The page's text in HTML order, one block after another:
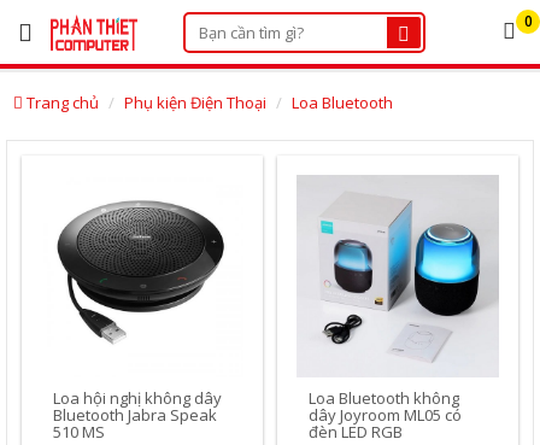
×
mục
thoại
bàn:
0252.3834.130
Hotline:
0888.164.881
đồ
đến
0
Trang chủ Phụ kiện Điện Thoại Loa Bluetooth
Loa hội nghị không dây
Bluetooth Jabra Speak
510 MS
Loa Bluetooth không
dây Joyroom ML05 có
đèn LED RGB